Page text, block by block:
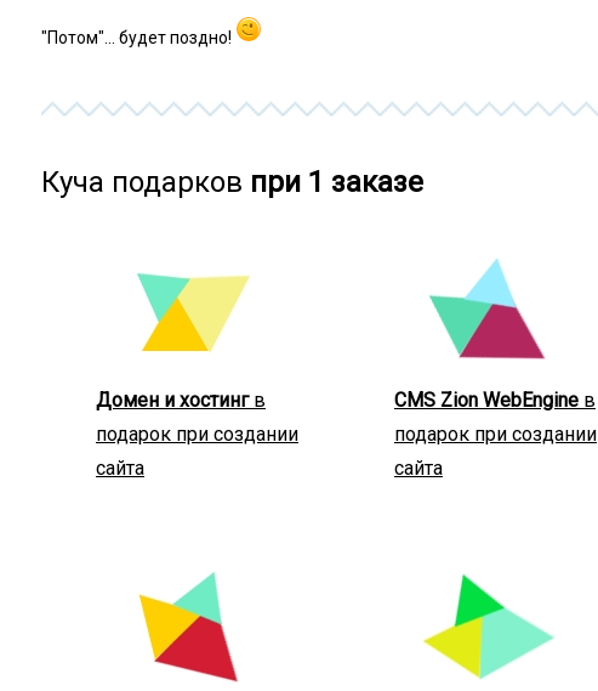
"Потом"... будет поздно!
Куча подарков при 1 заказе
Домен и хостингв
подарок при создании
сайта
CMS Zion WebEngine в
подарок при создании
сайта